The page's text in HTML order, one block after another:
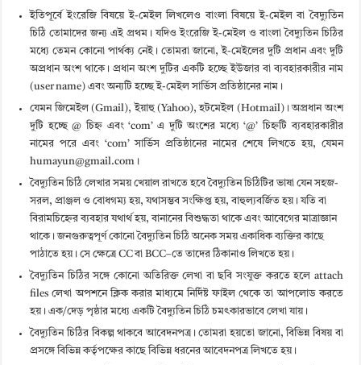
ইতিপূর্বে ইংরেজি বিষয়ে ই-মেইল লিখলেও বাংলা বিষয়ে ই-মেইল বা বৈদ্যুতিন
চিঠি তোমাদের জন্য এই প্রথম। যদিও ইংরেজি ই-মেইল ও বাংলা বৈদ্যুতিন চিঠির
মধ্যে তেমন কোনো পার্থক্য নেই। তোমরা জানো, ই-মেইলের দুটি প্রধান এবং দুটি
অপ্রধান অংশ থাকে। প্রধান অংশ দুটির একটি হচ্ছে ইউজার বা ব্যবহারকারীর নাম
(user name) এবং অন্যটি হচ্ছে ই-মেইল সার্ভিস প্রতিষ্ঠানের নাম।
যেমন জিমেইল (Gmail), ইয়াহু (Yahoo), হটমেইল (Hotmail)। অপ্রধান অংশ
দুটি হচ্ছে @ চিহ্ন এবং ‘com’ এ দুটি অংশের মধ্যে ‘@’ চিহ্নটি ব্যবহারকারীর
নামের পরে এবং ‘com’ সার্ভিস প্রতিষ্ঠানের নামের শেষে লিখতে হয়, যেমন
humayun@gmail.com।
বৈদ্যুতিন চিঠি লেখার সময় খেয়াল রাখতে হবে বৈদ্যুতিন চিঠিটির ভাষা যেন সহজ-
সরল, প্রাঞ্জল ও বোধগম্য হয়, যথাসম্ভব সংক্ষিপ্ত হয়, বাহুল্যবর্জিত হয়। যতি বা
বিরামচিহ্নের ব্যবহার যথার্থ হয়, বানানের বিশুদ্ধতা থাকে এবং আবেগের মাত্রাজ্ঞান
থাকে। জনগুরুত্বপূর্ণ কোনো বৈদ্যুতিন চিঠি অনেক সময় একাধিক ব্যক্তির কাছে
পাঠাতে হয়। সে ক্ষেত্রে CC বা BCC–তে তাদের ঠিকানাও লিখতে হয়।
বৈদ্যুতিন চিঠির সঙ্গে কোনো অতিরিক্ত লেখা বা ছবি সংযুক্ত করতে হলে attach
files লেখা অপশনে ক্লিক করার মাধ্যমে নির্দিষ্ট ফাইল থেকে তা আপলোড করতে
হয়। এক/দেড় পৃষ্ঠার মধ্যে একটি বৈদ্যুতিন চিঠি চমৎকারভাবে লেখা যায়।
বৈদ্যুতিন চিঠির বিকল্প থাকবে আবেদনপত্র। তোমরা হয়তো জানো, বিভিন্ন বিষয় বা
প্রসঙ্গে বিভিন্ন কর্তৃপক্ষের কাছে বিভিন্ন ধরনের আবেদনপত্র লিখতে হয়।